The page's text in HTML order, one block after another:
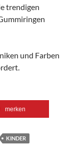
trendigen
und Farben
merken
KINDER